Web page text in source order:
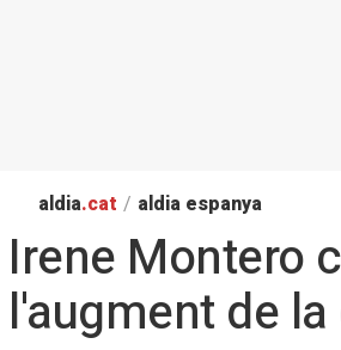
aldia.cat / aldia espanya
Irene Montero
l'augment de